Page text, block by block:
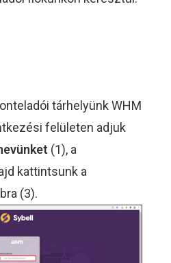
tárhelyünk WHM
felületen adjuk
(1), a
kattintsunk a
(3).